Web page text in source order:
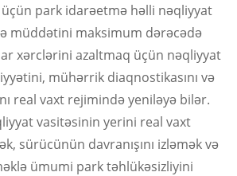
üçün park idarəetmə həlli nəqliyyat
müddətini maksimum dərəcədə
xərclərini azaltmaq üçün nəqliyyat
mühərrik diaqnostikasını və
real vaxt rejimində yeniləyə bilər.
vasitəsinin yerini real vaxt
sürücünün davranışını izləmək və
ümumi park təhlükəsizliyini